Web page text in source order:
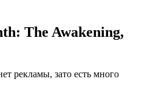
The Awakening,
рекламы, зато есть много